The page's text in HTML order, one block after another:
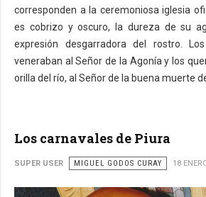
corresponden a la ceremoniosa iglesia
es cobrizo y oscuro, la dureza de su
expresión desgarradora del rostro.
veneraban al Señor de la Agonía y los
orilla del río, al Señor de la buena muerte
Los carnavales de Piura
SUPER USER MIGUEL GODOS CURAY 18